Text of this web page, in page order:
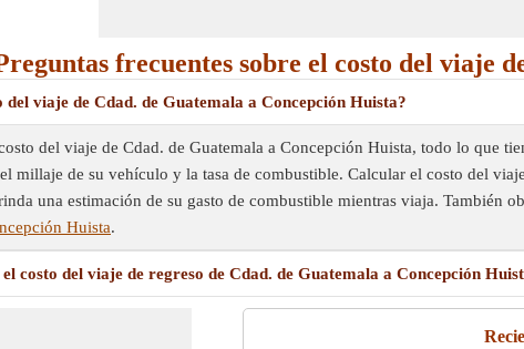
frecuentes sobre el costo del viaje
del viaje de Cdad. de Guatemala a Concepción Huista?
del viaje de Cdad. de Guatemala a Concepción Huista, todo lo que
millaje de su vehículo y la tasa de combustible. Calcular el costo del
una estimación de su gasto de combustible mientras viaja. También
Huista.
costo del viaje de regreso de Cdad. de Guatemala a Concepción